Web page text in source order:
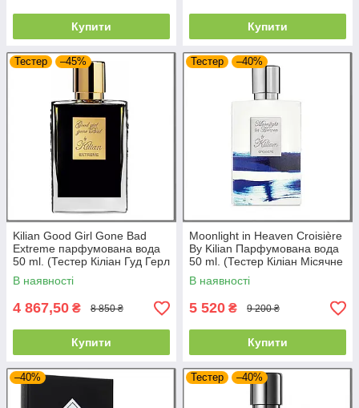
Купити Купити
Тестер –45%
Kilian Good Girl Gone Bad
Extreme парфумована вода
50 ml. (Тестер Кіліан Гуд Герл
Гоне Бед Бай Екстрим)
В наявності
4 867,50 ₴ 8 850 ₴
Купити
Тестер –40%
Moonlight in Heaven Croisière
By Kilian Парфумована вода
50 ml. (Тестер Кіліан Місячне
світло на небесах)
В наявності
5 520 ₴ 9 200 ₴
Купити
–40% Тестер –40%